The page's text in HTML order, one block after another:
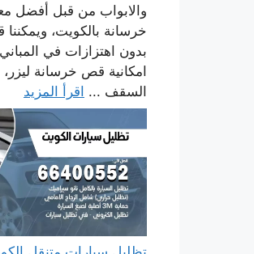
والابواب من قبل أفضل
خرسانة بالكويت،
بدون اهتزازات في
امكانية قص خرسانة
السقف ... اقرأ المزيد